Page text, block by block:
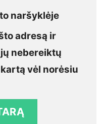
naršyklėje
adresą ir
nebereiktų
vėl norėsiu